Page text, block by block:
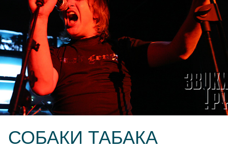
СОБАКИ ТАБАКА